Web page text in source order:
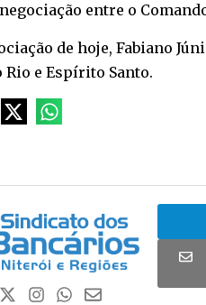
negociação entre o
de hoje, Fabiano
Rio e Espírito Santo.